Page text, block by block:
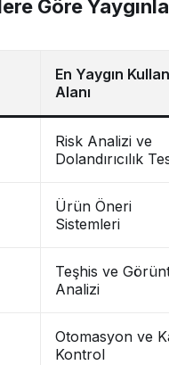
Göre
En Yaygın
Alanı
Risk Analizi ve
Dolandırıcılık
Ürün Öneri
Sistemleri
Teşhis ve
Analizi
Otomasyon ve
Kontrol